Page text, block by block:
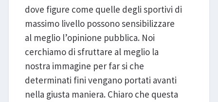
dove figure come quelle degli sportivi di
massimo livello possono sensibilizzare
al meglio l’opinione pubblica. Noi
cerchiamo di sfruttare al meglio la
nostra immagine per far si che
determinati fini vengano portati avanti
nella giusta maniera. Chiaro che questa